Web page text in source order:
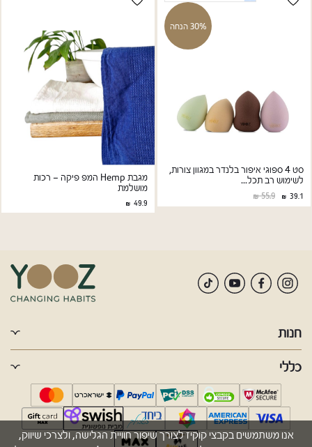
אנו משתמשים בקבצי קוקיז לצורך שיפור חוויית הגלישה, ולצרכי שיווק,
30% הנחה
סט 4 ספוגי איפור בלנדר במגוון צורות,
לשימוש רב תכל...
39.1
55.9
מגבת Hemp המפ פיקה – רכות
מושלמת
49.9
חנות
כללי